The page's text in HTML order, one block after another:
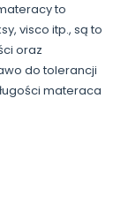
to
visco itp., są to
oraz
do tolerancji
materaca